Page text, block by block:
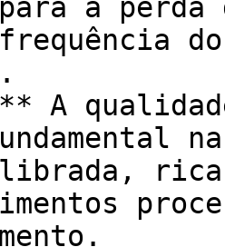
a perda
A qualidade
rica